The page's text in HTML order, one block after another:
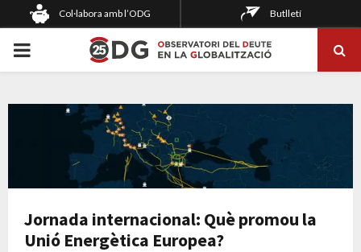
Col·labora amb l’ODG Butlletí
PRIMARY
Jornada internacional: Què promou la
Unió Energètica Europea?